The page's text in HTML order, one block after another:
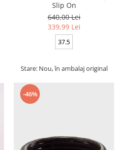
Slip On
640,00 Lei
339,99 Lei
37.5
Stare: Nou, în ambalaj original
-46%